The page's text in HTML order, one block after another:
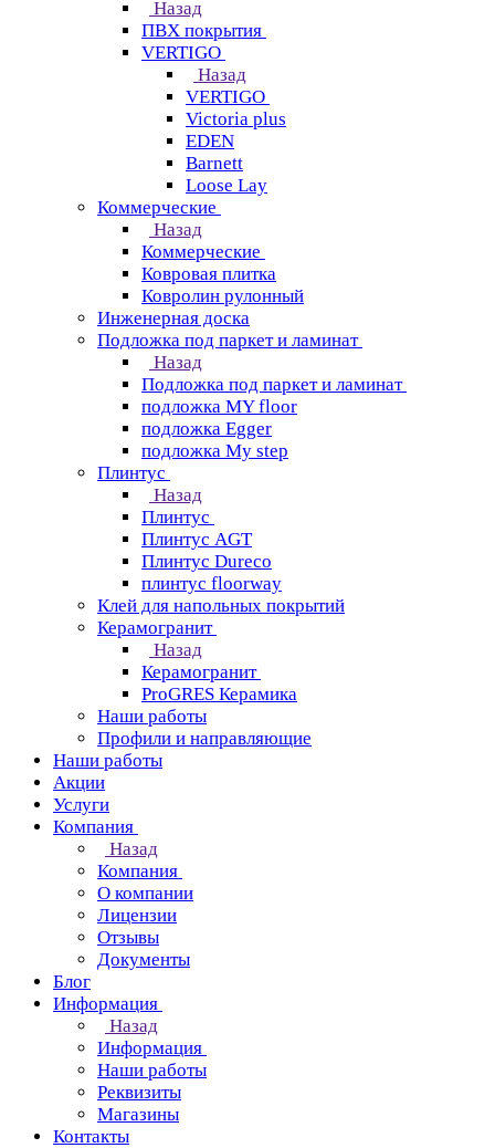
Назад
ПВХ покрытия
VERTIGO
Назад
VERTIGO
Victoria plus
EDEN
Barnett
Loose Lay
Коммерческие
Назад
Коммерческие
Ковровая плитка
Ковролин рулонный
Инженерная доска
Подложка под паркет и ламинат
Назад
Подложка под паркет и ламинат
подложка MY floor
подложка Egger
подложка My step
Плинтус
Назад
Плинтус
Плинтус AGT
Плинтус Dureco
плинтус floorway
Клей для напольных покрытий
Керамогранит
Назад
Керамогранит
ProGRES Керамика
Наши работы
Профили и направляющие
Наши работы
Акции
Услуги
Компания
Назад
Компания
О компании
Лицензии
Отзывы
Документы
Блог
Информация
Назад
Информация
Наши работы
Реквизиты
Магазины
Контакты